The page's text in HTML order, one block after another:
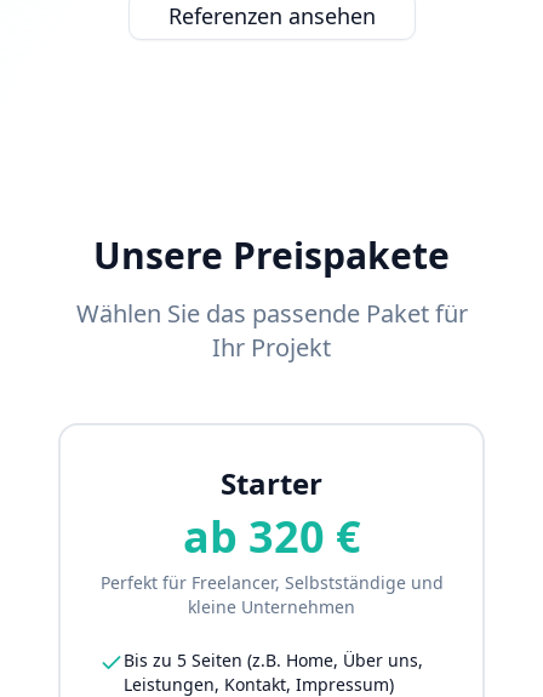
Referenzen ansehen
Unsere Preispakete
Wählen Sie das passende Paket für
Ihr Projekt
Starter
ab 320 €
Perfekt für Freelancer, Selbstständige und
kleine Unternehmen
Bis zu 5 Seiten (z.B. Home, Über uns,
Leistungen, Kontakt, Impressum)